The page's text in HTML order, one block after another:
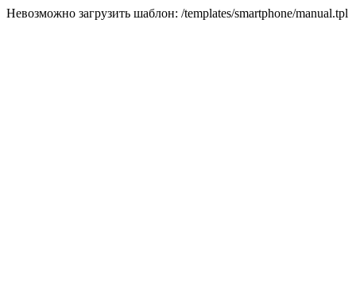
Невозможно загрузить шаблон: /templates/smartphone/manual.tpl